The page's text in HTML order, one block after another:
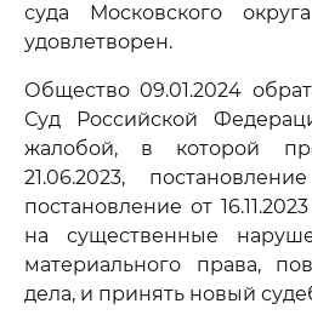
суда Московского
удовлетворен.
Общество 09.01.2024
Суд Российской
жалобой, в которой
21.06.2023,
постановление от
на существенные
материального права,
дела, и принять новый